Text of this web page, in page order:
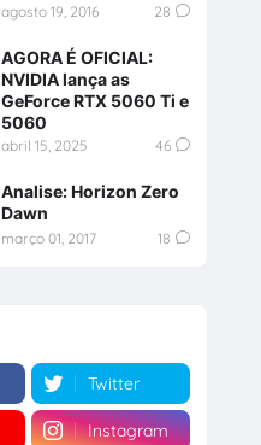
agosto 19, 2016 28
AGORA É OFICIAL:
NVIDIA lança as
GeForce RTX 5060 Ti e
5060
abril 15, 2025 46
Analise: Horizon Zero
Dawn
março 01, 2017 18
Twitter
Instagram